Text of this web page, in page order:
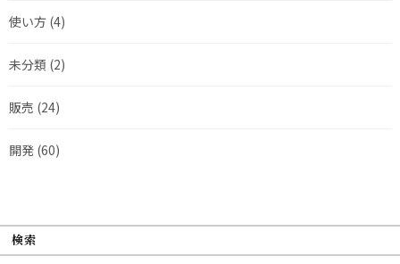
使い方 (4)
未分類 (2)
販売 (24)
開発 (60)
検索